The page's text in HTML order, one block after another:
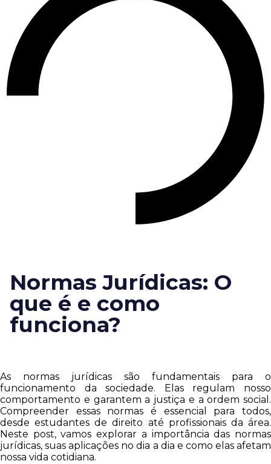
Normas Jurídicas: O
que é e como
funciona?
As normas jurídicas são fundamentais para o
funcionamento da sociedade. Elas regulam nosso
comportamento e garantem a justiça e a ordem social.
Compreender essas normas é essencial para todos,
desde estudantes de direito até profissionais da área.
Neste post, vamos explorar a importância das normas
jurídicas, suas aplicações no dia a dia e como elas afetam
nossa vida cotidiana.